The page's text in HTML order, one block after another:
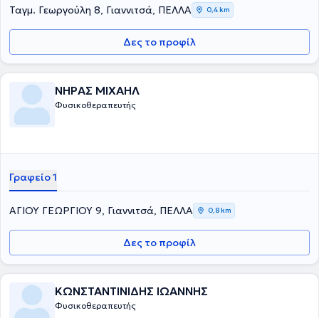
Ταγμ. Γεωργούλη 8, Γιαννιτσά, ΠΕΛΛΑ 0,4 km
Δες το προφίλ
ΝΗΡΑΣ ΜΙΧΑΗΛ
Φυσικοθεραπευτής
Γραφείο 1
ΑΓΙΟΥ ΓΕΩΡΓΙΟΥ 9, Γιαννιτσά, ΠΕΛΛΑ 0,8 km
Δες το προφίλ
ΚΩΝΣΤΑΝΤΙΝΙΔΗΣ ΙΩΑΝΝΗΣ
Φυσικοθεραπευτής